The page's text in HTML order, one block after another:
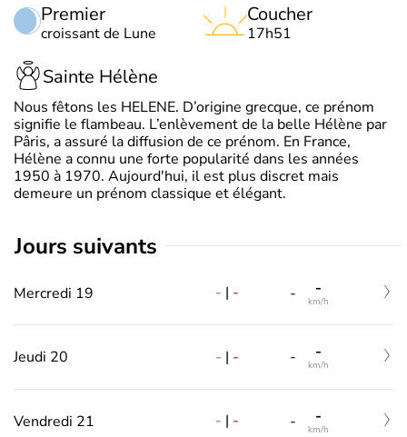
Premier
croissant de Lune
Coucher
17h51
Sainte Hélène
Nous fêtons les HELENE. D’origine grecque, ce prénom
signifie le flambeau. L’enlèvement de la belle Hélène par
Pâris, a assuré la diffusion de ce prénom. En France,
Hélène a connu une forte popularité dans les années
1950 à 1970. Aujourd'hui, il est plus discret mais
demeure un prénom classique et élégant.
jours suivants
Mercredi 19 - | - - -
km/h
Jeudi 20 - | - - -
km/h
Vendredi 21 - | - - -
km/h